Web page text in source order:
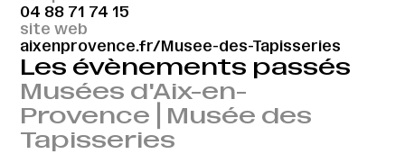
04 88 71 74 15
site web
aixenprovence.fr/Musee-des-Tapisseries
Les évènements passés
Musées d'Aix-en-
Provence⎪Musée des
Tapisseries